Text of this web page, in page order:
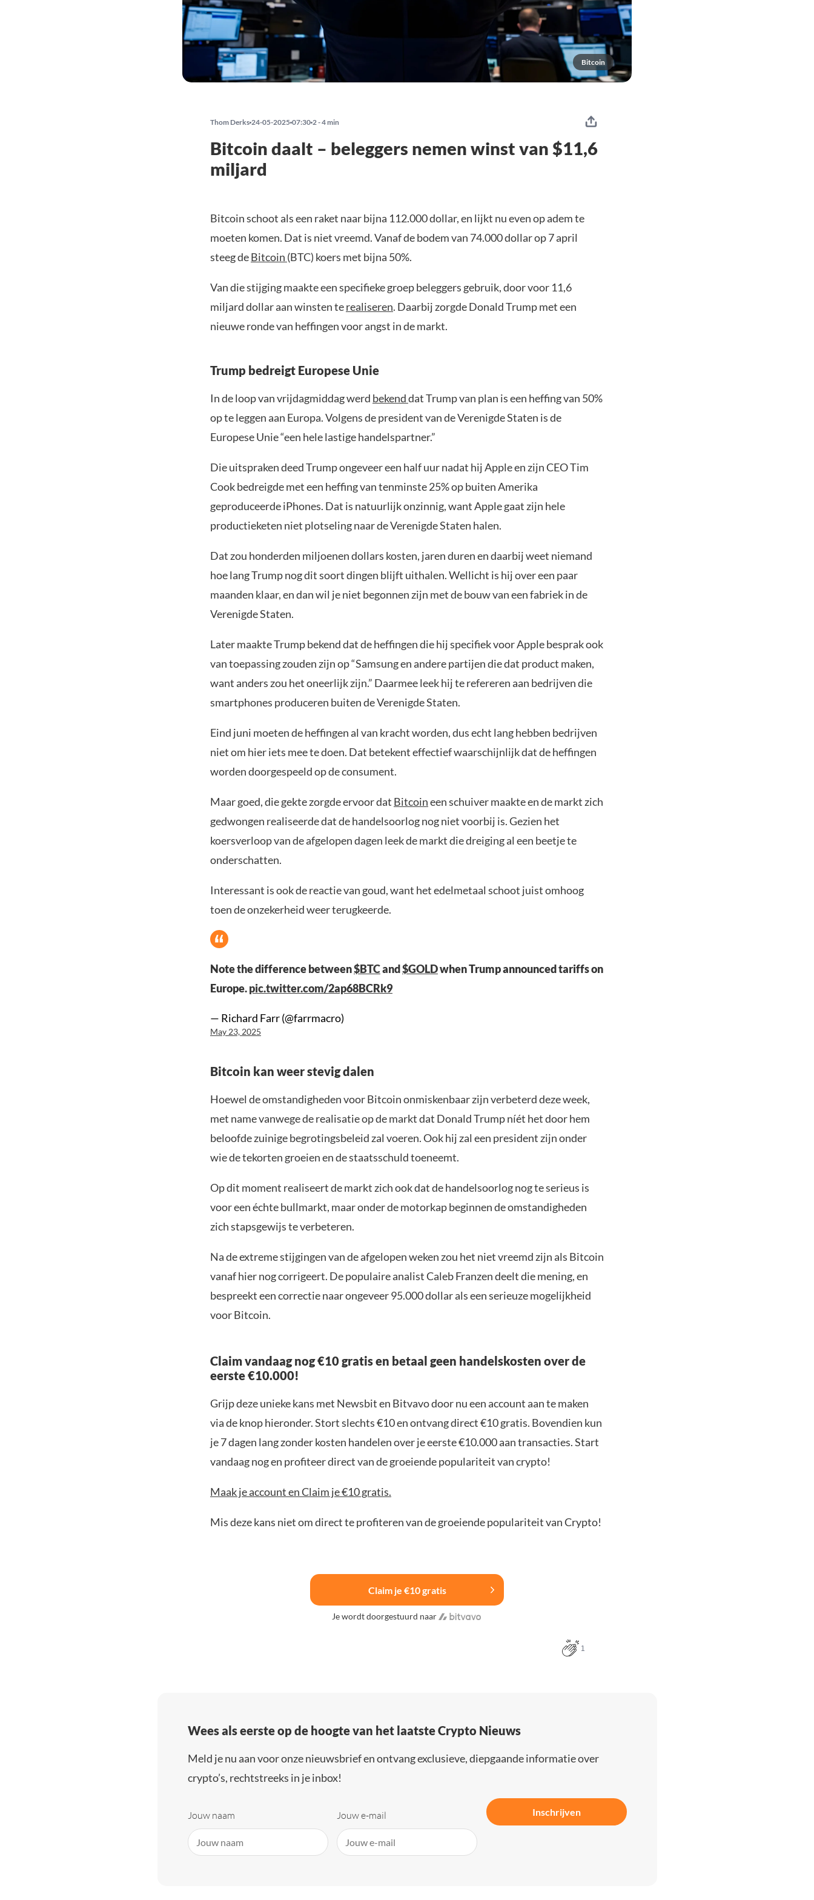
Bitcoin
Thom Derks 24-05-2025 07:30 2 - 4 min
Bitcoin daalt – beleggers nemen winst van $11,6
miljard
Bitcoin schoot als een raket naar bijna 112.000 dollar, en lijkt nu even op adem te
moeten komen. Dat is niet vreemd. Vanaf de bodem van 74.000 dollar op 7 april
steeg deBitcoin (BTC) koers met bijna 50%.
Van die stijging maakte een specifieke groep beleggers gebruik, door voor 11,6
miljard dollar aan winsten terealiseren. Daarbij zorgde Donald Trump met een
nieuwe ronde van heffingen voor angst in de markt.
Trump bedreigt Europese Unie
In de loop van vrijdagmiddag werd bekenddat Trump van plan is een heffing van 50%
op te leggen aan Europa. Volgens de president van de Verenigde Staten is de
Europese Unie “een hele lastige handelspartner.”
Die uitspraken deed Trump ongeveer een half uur nadat hij Apple en zijn CEO Tim
Cook bedreigde met een heffing van tenminste 25% op buiten Amerika
geproduceerde iPhones. Dat is natuurlijk onzinnig, want Apple gaat zijn hele
productieketen niet plotseling naar de Verenigde Staten halen.
Dat zou honderden miljoenen dollars kosten, jaren duren en daarbij weet niemand
hoe lang Trump nog dit soort dingen blijft uithalen. Wellicht is hij over een paar
maanden klaar, en dan wil je niet begonnen zijn met de bouw van een fabriek in de
Verenigde Staten.
Later maakte Trump bekend dat de heffingen die hij specifiek voor Apple besprak ook
van toepassing zouden zijn op “Samsung en andere partijen die dat product maken,
want anders zou het oneerlijk zijn.” Daarmee leek hij te refereren aan bedrijven die
smartphones produceren buiten de Verenigde Staten.
Eind juni moeten de heffingen al van kracht worden, dus echt lang hebben bedrijven
niet om hier iets mee te doen. Dat betekent effectief waarschijnlijk dat de heffingen
worden doorgespeeld op de consument.
Maar goed, die gekte zorgde ervoor dat Bitcoineen schuiver maakte en de markt zich
gedwongen realiseerde dat de handelsoorlog nog niet voorbij is. Gezien het
koersverloop van de afgelopen dagen leek de markt die dreiging al een beetje te
onderschatten.
Interessant is ook de reactie van goud, want het edelmetaal schoot juist omhoog
toen de onzekerheid weer terugkeerde.
Note the difference between$BTCand$GOLDwhen Trump announced tariffs on
Europe.pic.twitter.com/2ap68BCRk9
— Richard Farr (@farrmacro)
May 23, 2025
Bitcoin kan weer stevig dalen
Hoewel de omstandigheden voor Bitcoin onmiskenbaar zijn verbeterd deze week,
met name vanwege de realisatie op de markt dat Donald Trump níét het door hem
beloofde zuinige begrotingsbeleid zal voeren. Ook hij zal een president zijn onder
wie de tekorten groeien en de staatsschuld toeneemt.
Op dit moment realiseert de markt zich ook dat de handelsoorlog nog te serieus is
voor een échte bullmarkt, maar onder de motorkap beginnen de omstandigheden
zich stapsgewijs te verbeteren.
Na de extreme stijgingen van de afgelopen weken zou het niet vreemd zijn als Bitcoin
vanaf hier nog corrigeert. De populaire analist Caleb Franzen deelt die mening, en
bespreekt een correctie naar ongeveer 95.000 dollar als een serieuze mogelijkheid
voor Bitcoin.
Claim vandaag nog €10 gratis en betaal geen handelskosten over de
eerste €10.000!
Grijp deze unieke kans met Newsbit en Bitvavo door nu een account aan te maken
via de knop hieronder. Stort slechts €10 en ontvang direct €10 gratis. Bovendien kun
je 7 dagen lang zonder kosten handelen over je eerste €10.000 aan transacties. Start
vandaag nog en profiteer direct van de groeiende populariteit van crypto!
Maak je account en Claim je €10 gratis.
Mis deze kans niet om direct te profiteren van de groeiende populariteit van Crypto!
Claim je €10 gratis
Je wordt doorgestuurd naar
1
Wees als eerste op de hoogte van het laatste Crypto Nieuws
Meld je nu aan voor onze nieuwsbrief en ontvang exclusieve, diepgaande informatie over
crypto’s, rechtstreeks in je inbox!
Jouw naam Jouw e-mail Inschrijven